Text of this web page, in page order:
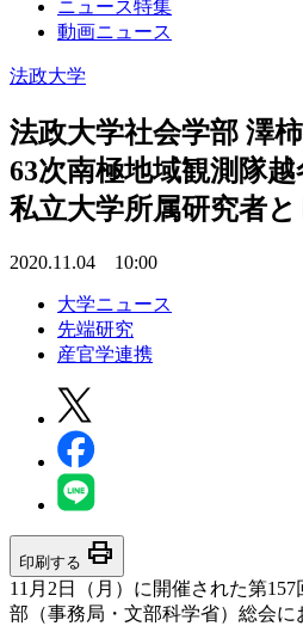
ニュース特集
動画ニュース
法政大学
法政大学社会学部 澤
63次南極地域観測隊
私立大学所属研究者
2020.11.04 10:00
大学ニュース
先端研究
産官学連携
印刷する print
11月2日（月）に開催された第
部（事務局・文部科学省）総会